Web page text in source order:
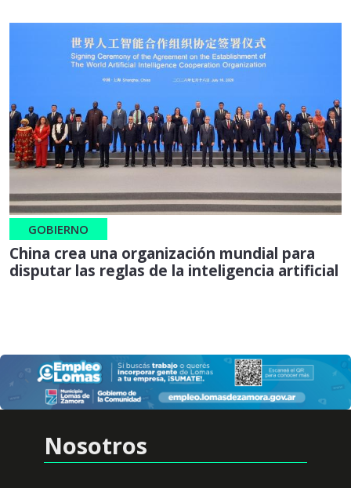
GOBIERNO
China crea una organización mundial para
disputar las reglas de la inteligencia artificial
Nosotros